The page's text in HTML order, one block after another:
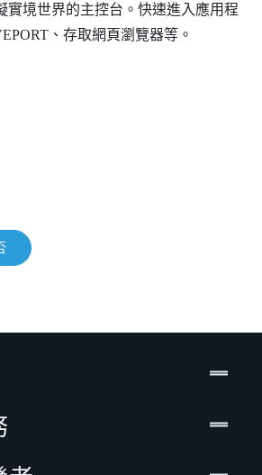
實境世界的主控台。快速進入應用程
、存取網頁瀏覽器等。